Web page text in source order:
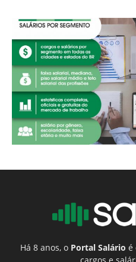
Há 8 anos, o Portal Salário é